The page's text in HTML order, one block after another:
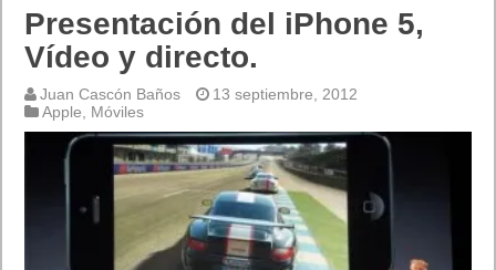
Presentación del iPhone 5,
Vídeo y directo.
Juan Cascón Baños
13 septiembre, 2012
Apple
Móviles